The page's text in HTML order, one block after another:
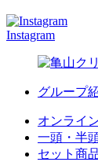
Instagram
グループ
オンライ
一頭・半
セット商